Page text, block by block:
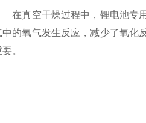
真空干燥过程中，锂电池专用
中的氧气发生反应，减少了氧化
。